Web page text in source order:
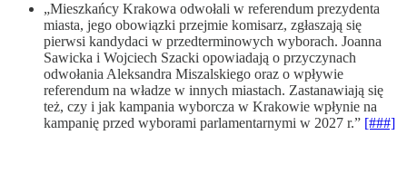
„Mieszkańcy Krakowa odwołali w referendum prezydenta
miasta, jego obowiązki przejmie komisarz, zgłaszają się
pierwsi kandydaci w przedterminowych wyborach. Joanna
Sawicka i Wojciech Szacki opowiadają o przyczynach
odwołania Aleksandra Miszalskiego oraz o wpływie
referendum na władze w innych miastach. Zastanawiają się
też, czy i jak kampania wyborcza w Krakowie wpłynie na
kampanię przed wyborami parlamentarnymi w 2027 r.” [###]